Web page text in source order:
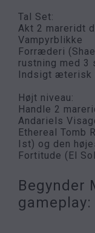
Tal Set:
Akt 2 mareridt
Vampyrblikke
Forræderi
rustning med 3
Indsigt æterisk
Højt niveau:
Handle 2
Andariels
Ethereal Tomb
Ist) og den
Fortitude (El
Begynder
gameplay: